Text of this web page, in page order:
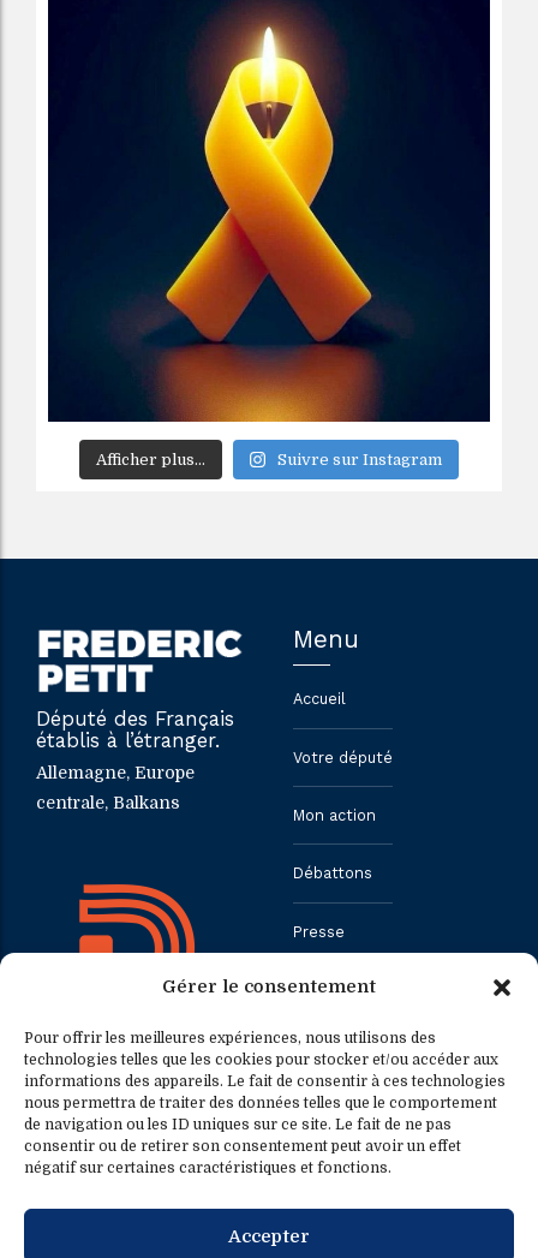
Gérer le consentement
Pour offrir les meilleures expériences, nous utilisons des
technologies telles que les cookies pour stocker et/ou accéder aux
informations des appareils. Le fait de consentir à ces technologies
nous permettra de traiter des données telles que le comportement
de navigation ou les ID uniques sur ce site. Le fait de ne pas
consentir ou de retirer son consentement peut avoir un effet
négatif sur certaines caractéristiques et fonctions.
Accepter
Afficher plus... Suivre sur Instagram
Député des Français
établis à l’étranger.
Allemagne, Europe
centrale, Balkans
Menu
Accueil
Votre député
Mon action
Débattons
Presse
Contact
Contact
0033.1.40.63.75.31
Contact presse
presse@fredericpetit.eu